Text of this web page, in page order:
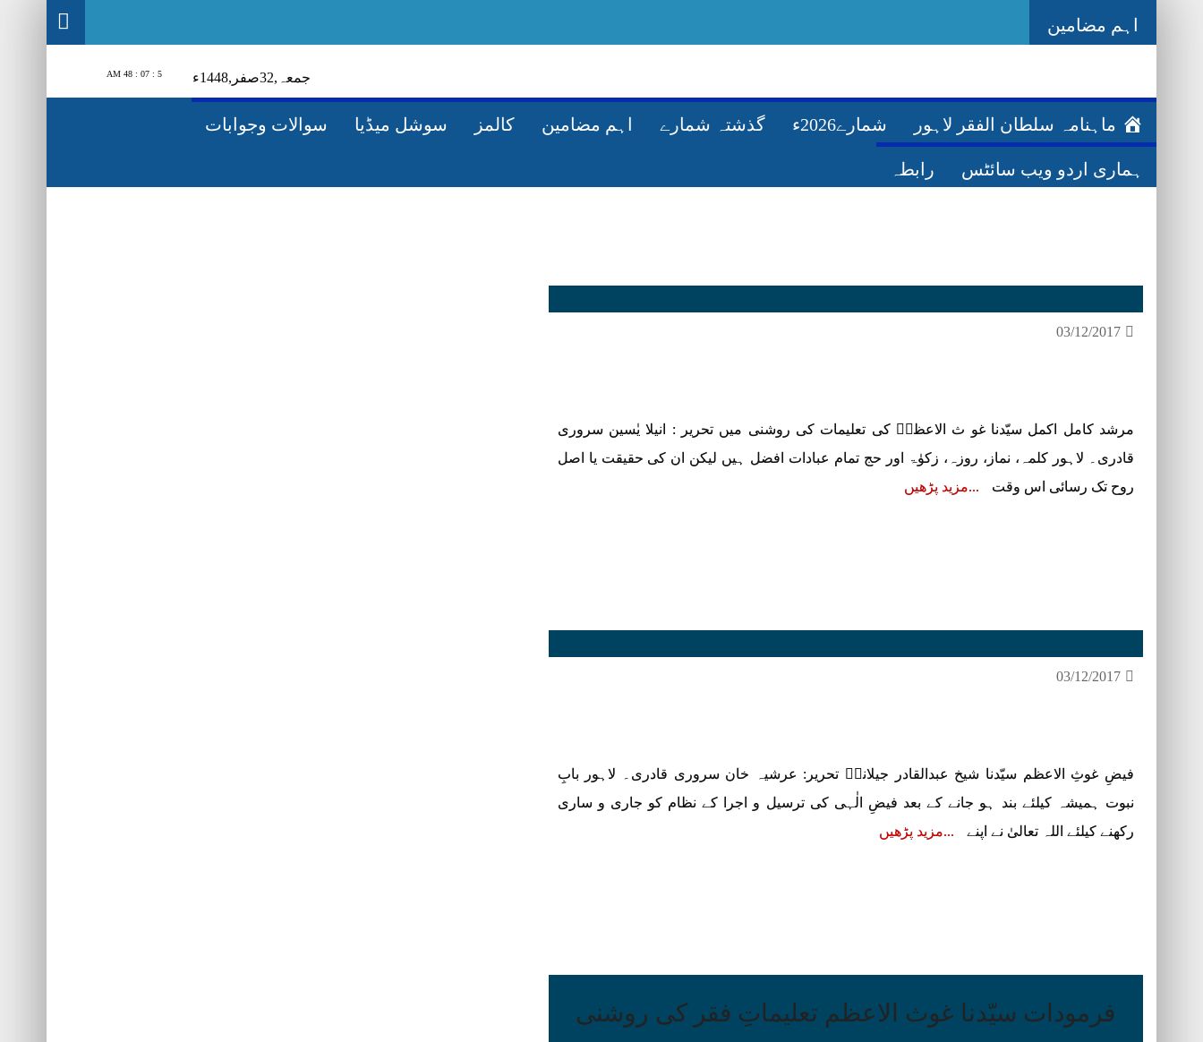
اہم مضامین
5 : 07 : 49 AM جمعہ‬‮, 23صفر‬, 1448ء
ماہنامہ سلطان الفقر لاہور شمارے2026ء گذشتہ شمارے اہم مضامین کالمز سوشل میڈیا سوالات وجوابات
ہماری اردو ویب سائٹس رابطہ
03/12/2017
مرشد کامل اکمل سیّدنا غو ث الاعظمؓ کی تعلیمات کی روشنی میں تحریر : انیلا یٰسین سروری
قادری۔ لاہور کلمہ، نماز، روزہ، زکوٰۃ اور حج تمام عبادات افضل ہیں لیکن ان کی حقیقت یا اصل
روح تک رسائی اس وقت
مزید پڑھیں
03/12/2017
فیضِ غوثِ الاعظم سیّدنا شیخ عبدالقادر جیلانیؓ تحریر: عرشیہ خان سروری قادری۔ لاہور بابِ
نبوت ہمیشہ کیلئے بند ہو جانے کے بعد فیضِ الٰہی کی ترسیل و اجرا کے نظام کو جاری و ساری
رکھنے کیلئے اللہ تعالیٰ نے اپنے
مزید پڑھیں
فرمودات سیّدنا غوث الاعظم تعلیماتِ فقر کی روشنی